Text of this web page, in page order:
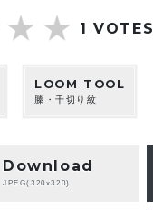
1 VOTES
LOOM TOOL
榺・千切り紋
Download
JPEG(320x320)